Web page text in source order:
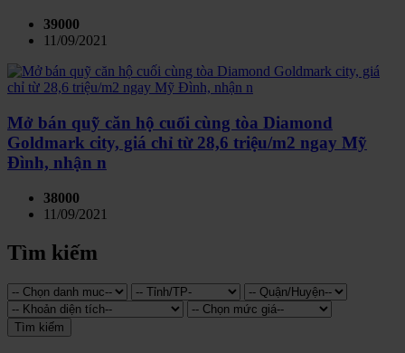
39000
11/09/2021
Mở bán quỹ căn hộ cuối cùng tòa Diamond
Goldmark city, giá chỉ từ 28,6 triệu/m2 ngay Mỹ
Đình, nhận n
38000
11/09/2021
Tìm kiếm
Tìm kiếm